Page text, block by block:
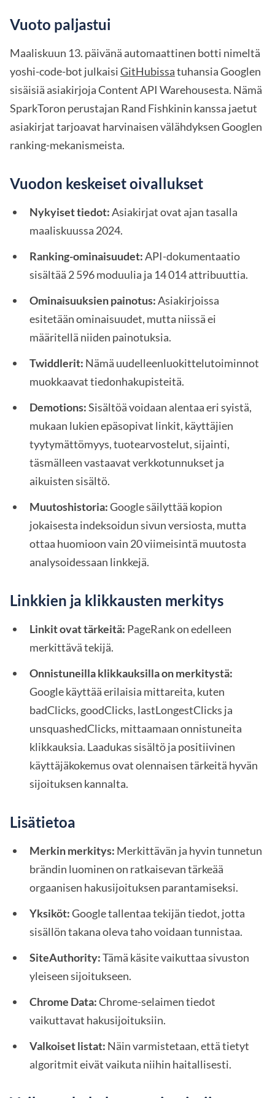
Vuoto paljastui
Maaliskuun 13. päivänä automaattinen botti nimeltä
yoshi-code-bot julkaisiGitHubissatuhansia Googlen
sisäisiä asiakirjoja Content API Warehousesta. Nämä
SparkToron perustajan Rand Fishkinin kanssa jaetut
asiakirjat tarjoavat harvinaisen välähdyksen Googlen
ranking-mekanismeista.
Vuodon keskeiset oivallukset
Nykyiset tiedot:Asiakirjat ovat ajan tasalla
maaliskuussa 2024.
Ranking-ominaisuudet:API-dokumentaatio
sisältää 2 596 moduulia ja 14 014 attribuuttia.
Ominaisuuksien painotus:Asiakirjoissa
esitetään ominaisuudet, mutta niissä ei
määritellä niiden painotuksia.
Twiddlerit: Nämä uudelleenluokittelutoiminnot
muokkaavat tiedonhakupisteitä.
Demotions:Sisältöä voidaan alentaa eri syistä,
mukaan lukien epäsopivat linkit, käyttäjien
tyytymättömyys, tuotearvostelut, sijainti,
täsmälleen vastaavat verkkotunnukset ja
aikuisten sisältö.
Muutoshistoria:Google säilyttää kopion
jokaisesta indeksoidun sivun versiosta, mutta
ottaa huomioon vain 20 viimeisintä muutosta
analysoidessaan linkkejä.
Linkkien ja klikkausten merkitys
Linkit ovat tärkeitä: PageRank on edelleen
merkittävä tekijä.
Onnistuneilla klikkauksilla on merkitystä:
Google käyttää erilaisia mittareita, kuten
badClicks, goodClicks, lastLongestClicks ja
unsquashedClicks, mittaamaan onnistuneita
klikkauksia. Laadukas sisältö ja positiivinen
käyttäjäkokemus ovat olennaisen tärkeitä hyvän
sijoituksen kannalta.
Lisätietoa
Merkin merkitys: Merkittävän ja hyvin tunnetun
brändin luominen on ratkaisevan tärkeää
orgaanisen hakusijoituksen parantamiseksi.
Yksiköt:Google tallentaa tekijän tiedot, jotta
sisällön takana oleva taho voidaan tunnistaa.
SiteAuthority:Tämä käsite vaikuttaa sivuston
yleiseen sijoitukseen.
Chrome Data:Chrome-selaimen tiedot
vaikuttavat hakusijoituksiin.
Valkoiset listat: Näin varmistetaan, että tietyt
algoritmit eivät vaikuta niihin haitallisesti.